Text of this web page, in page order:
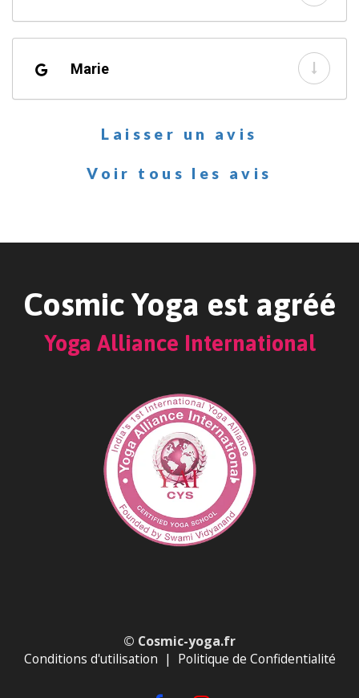
Marie
Laisser un avis
Voir tous les avis
Cosmic Yoga est agréé
Yoga Alliance International
© Cosmic-yoga.fr
Conditions d'utilisation | Politique de Confidentialité